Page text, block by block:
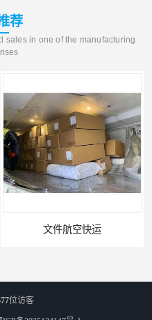
荐
sales in one of the manufacturing
文件航空快运
位访客